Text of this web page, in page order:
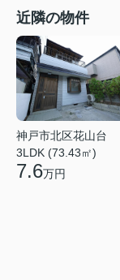
近隣の物件
神戸市北区花山台
3LDK (73.43㎡)
7.6万円